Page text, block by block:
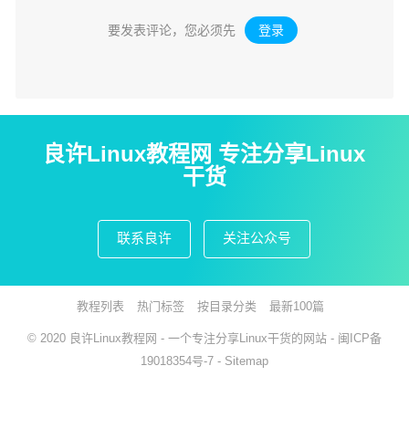
要发表评论，您必须先 登录 。
良许Linux教程网 专注分享Linux
干货
联系良许 关注公众号
教程列表 热门标签 按目录分类 最新100篇
© 2020 良许Linux教程网 - 一个专注分享Linux干货的网站 - 闽ICP备
19018354号-7 - Sitemap